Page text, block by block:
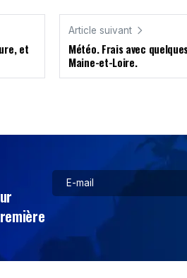
et
Article suivant
Météo. Frais avec
Maine-et-Loire.